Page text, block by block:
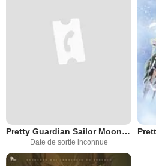
Pretty Guardian Sailor Moon Cosmos : Le film - Partie 2
Date de sortie inconnue